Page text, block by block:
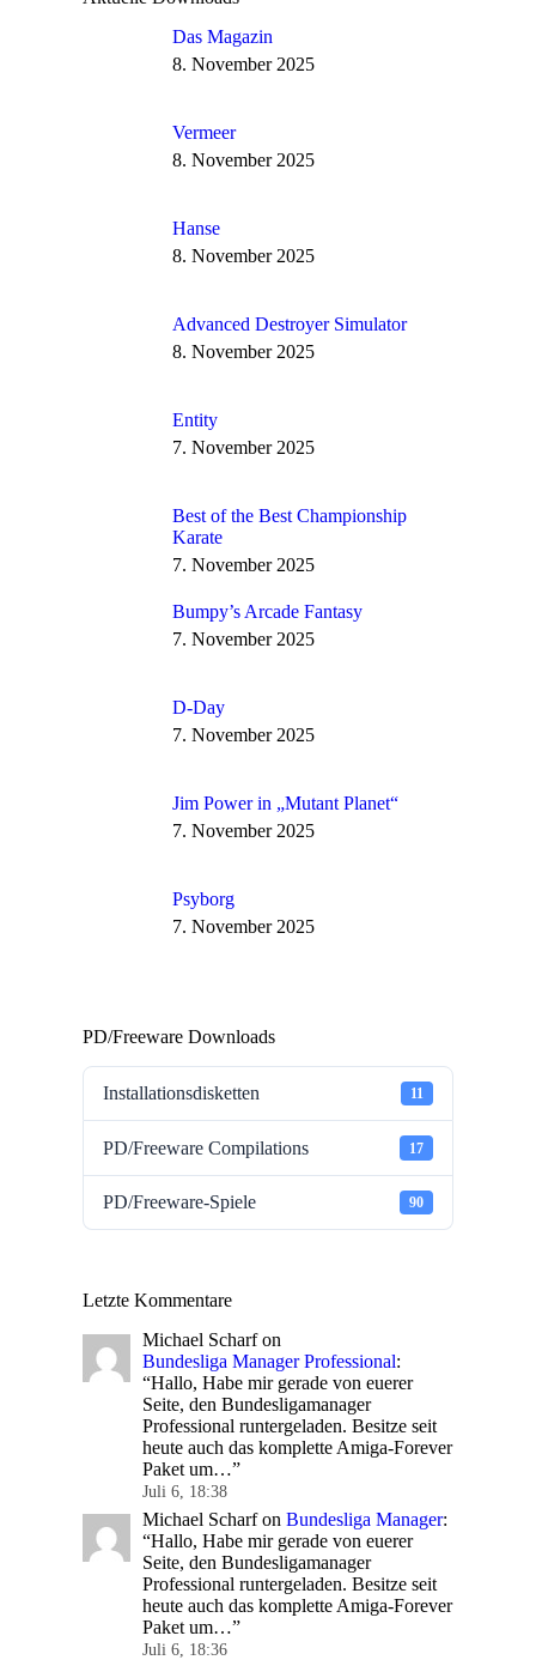
Das Magazin
8. November 2025
Vermeer
8. November 2025
Hanse
8. November 2025
Advanced Destroyer Simulator
8. November 2025
Entity
7. November 2025
Best of the Best Championship
Karate
7. November 2025
Bumpy’s Arcade Fantasy
7. November 2025
D-Day
7. November 2025
Jim Power in „Mutant Planet“
7. November 2025
Psyborg
7. November 2025
PD/Freeware Downloads
Installationsdisketten 11
PD/Freeware Compilations 17
PD/Freeware-Spiele 90
Letzte Kommentare
Michael Scharfon
Bundesliga Manager Professional:
“Hallo, Habe mir gerade von euerer
Seite, den Bundesligamanager
Professional runtergeladen. Besitze seit
heute auch das komplette Amiga-Forever
Paket um…”
Juli 6, 18:38
Michael Scharfon Bundesliga Manager:
“Hallo, Habe mir gerade von euerer
Seite, den Bundesligamanager
Professional runtergeladen. Besitze seit
heute auch das komplette Amiga-Forever
Paket um…”
Juli 6, 18:36